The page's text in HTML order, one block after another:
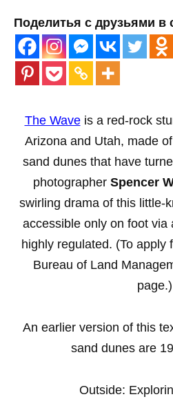
Поделитья с друзьями в
The Waveis a red-rock
Arizona and Utah, made
sand dunes that have
photographer Spencer
swirling drama of this little-
accessible only on foot via
highly regulated. (To apply
Bureau of Land
page.)
An earlier version of this
sand dunes are
Outside: